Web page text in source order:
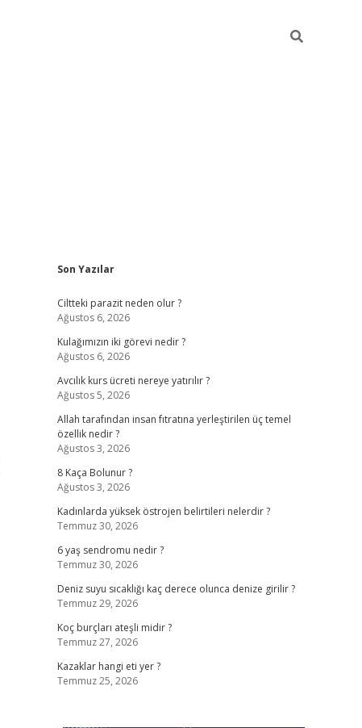
Sidebar
Son Yazılar
Ciltteki parazit neden olur ?
Ağustos 6, 2026
Kulağımızın iki görevi nedir ?
Ağustos 6, 2026
Avcılık kurs ücreti nereye yatırılır ?
Ağustos 5, 2026
Allah tarafından insan fıtratına yerleştirilen üç temel
özellik nedir ?
Ağustos 3, 2026
8 Kaça Bolunur ?
Ağustos 3, 2026
Kadınlarda yüksek östrojen belirtileri nelerdir ?
Temmuz 30, 2026
6 yaş sendromu nedir ?
Temmuz 30, 2026
Deniz suyu sıcaklığı kaç derece olunca denize girilir ?
Temmuz 29, 2026
Koç burçları ateşli midir ?
Temmuz 27, 2026
Kazaklar hangi eti yer ?
Temmuz 25, 2026